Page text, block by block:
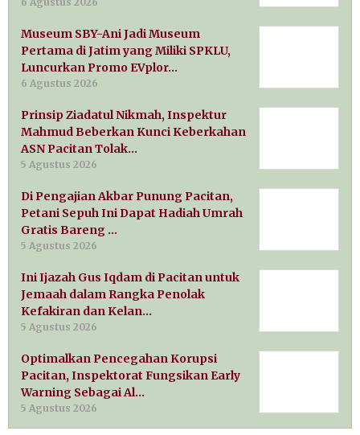
Museum SBY-Ani Jadi Museum
Pertama di Jatim yang Miliki SPKLU,
Luncurkan Promo EVplor…
6 Agustus 2026
Prinsip Ziadatul Nikmah, Inspektur
Mahmud Beberkan Kunci Keberkahan
ASN Pacitan Tolak…
5 Agustus 2026
Di Pengajian Akbar Punung Pacitan,
Petani Sepuh Ini Dapat Hadiah Umrah
Gratis Bareng …
5 Agustus 2026
Ini Ijazah Gus Iqdam di Pacitan untuk
Jemaah dalam Rangka Penolak
Kefakiran dan Kelan…
5 Agustus 2026
Optimalkan Pencegahan Korupsi
Pacitan, Inspektorat Fungsikan Early
Warning Sebagai Al…
5 Agustus 2026